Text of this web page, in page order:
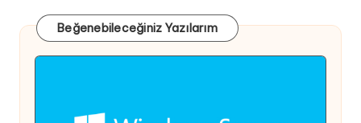
Beğenebileceğiniz Yazılarım